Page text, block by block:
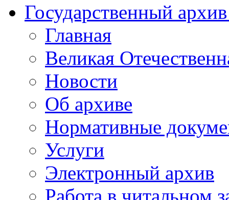
Государственный
Главная
Великая
Новости
Об архиве
Нормативные
Услуги
Электронный архив
Работа в читальном